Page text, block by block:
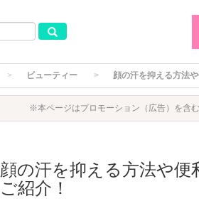
ビューティー 顔の汗を抑える方法
※本ページはプロモーション（広告）を含む
顔の汗を抑える方法や
ご紹介！